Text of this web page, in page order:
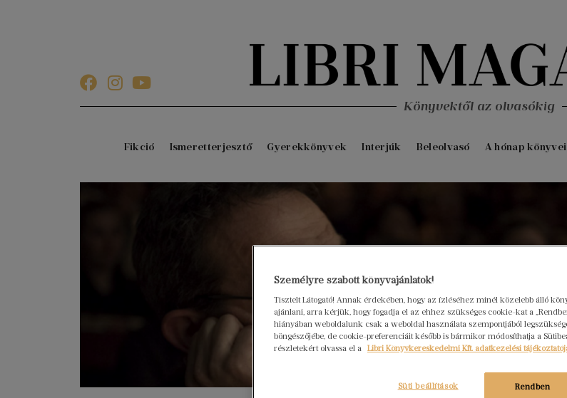
Könyvektől az olvasókig
Fikció Ismeretterjesztő Gyerekkönyvek Interjúk Beleolvasó A hónap könyvei
Személyre szabott könyvajánlatok!
Tisztelt Látogató! Annak érdekében, hogy az ízléséhez minél közelebb álló
ajánlani, arra kérjük, hogy fogadja el az ehhez szükséges cookie-kat a
hiányában weboldalunk csak a weboldal használata szempontjából
böngészőjébe, de cookie-preferenciáit később is bármikor módosíthatja a
részletekért olvassa el a
Libri Könyvkereskedelmi Kft. adatkezelési
Rendben
Süti beállítások